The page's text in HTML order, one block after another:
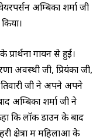
अम्बिका शर्मा जी
गायन से हुई।
अवस्थी जी, प्रियंका जी,
जी ने अपने अपने
अम्बिका शर्मा जी ने
कि लॉक डाउन के बाद
क्षेत्रों में महिलाओं के